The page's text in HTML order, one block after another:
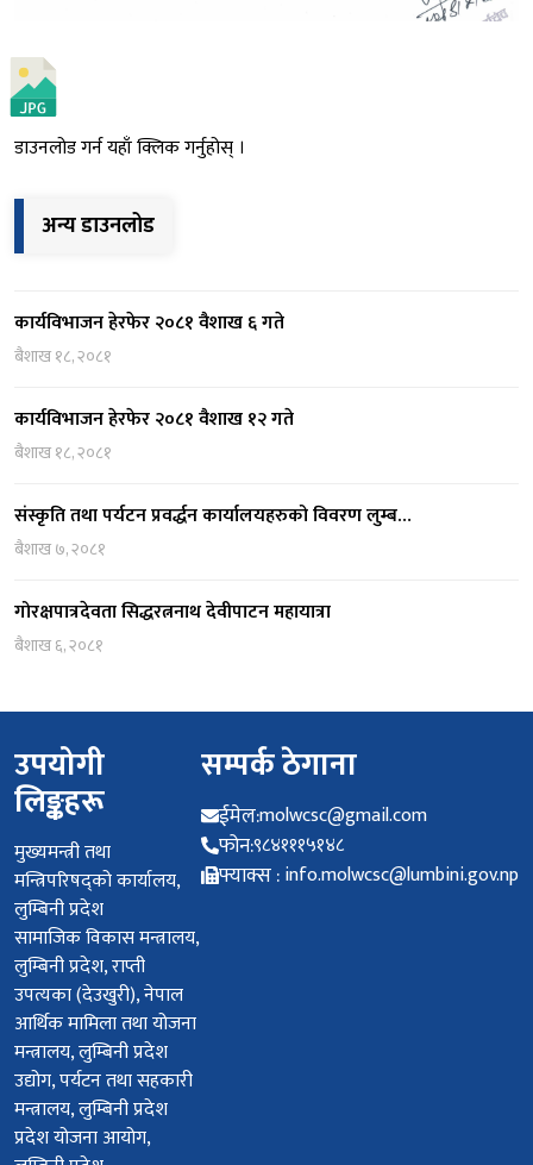
डाउनलोड गर्न यहाँ क्लिक गर्नुहोस् ।
अन्य डाउनलोड
कार्यविभाजन हेरफेर २०८१ वैशाख ६ गते
बैशाख १८, २०८१
कार्यविभाजन हेरफेर २०८१ वैशाख १२ गते
बैशाख १८, २०८१
संस्कृति तथा पर्यटन प्रवर्द्धन कार्यालयहरुको विवरण लुम्ब…
बैशाख ७, २०८१
गोरक्षपात्रदेवता सिद्धरत्ननाथ देवीपाटन महायात्रा
बैशाख ६, २०८१
उपयोगी
लिङ्कहरू
मुख्यमन्त्री तथा
मन्त्रिपरिषद्को कार्यालय,
लुम्बिनी प्रदेश
सामाजिक विकास मन्त्रालय,
लुम्बिनी प्रदेश, राप्ती
उपत्यका (देउखुरी), नेपाल
आर्थिक मामिला तथा योजना
मन्त्रालय, लुम्बिनी प्रदेश
उद्योग, पर्यटन तथा सहकारी
मन्त्रालय, लुम्बिनी प्रदेश
प्रदेश योजना आयोग,
सम्पर्क ठेगाना
ईमेल:molwcsc@gmail.com
फोन:९८४१११५१४८
फ्याक्स :info.molwcsc@lumbini.gov.np